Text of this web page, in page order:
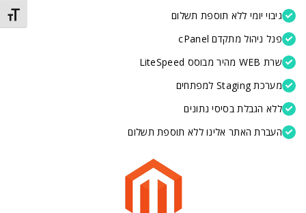
גיבוי יומי ללא תוספת תשלום
פנל ניהול מתקדם cPanel
שרת WEB מהיר מבוסס LiteSpeed
מערכת Staging למפתחים
ללא הגבלת בסיסי נתונים
העברת האתר אלינו ללא תוספת תשלום